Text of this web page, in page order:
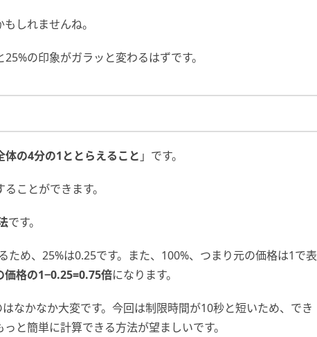
しれませんね。
の印象がガラッと変わるはずです。
体の4分の1ととらえること 」です。
ことができます。
です。
ため、25%は0.25です。また、100%、つまり元の価格は1で表
価格の1−0.25=0.75倍になります。
なかなか大変です。今回は制限時間が10秒と短いため、でき
と簡単に計算できる方法が望ましいです。